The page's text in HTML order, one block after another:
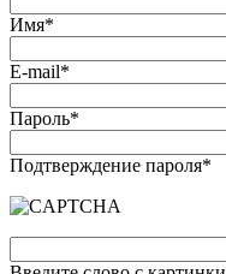
Имя*
E-mail*
Пароль*
Подтверждение пароля*